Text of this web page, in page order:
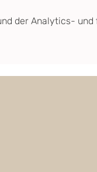
der Analytics-